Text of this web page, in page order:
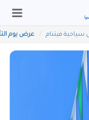
فيتنام عرض يوم